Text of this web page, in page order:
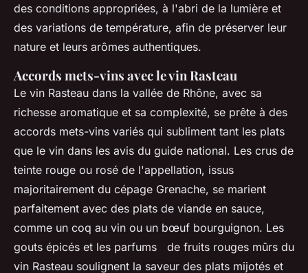
des conditions appropriées, à l'abri de la lumière et
des variations de température, afin de préserver leur
nature et leurs arômes authentiques.
Accords mets-vins avec le vin Rasteau
Le vin Rasteau dans la vallée de Rhône, avec sa
richesse aromatique et sa complexité, se prête à des
accords mets-vins variés qui subliment tant les plats
que le vin dans les avis du guide national. Les crus de
teinte rouge ou rosé de l'appellation, issus
majoritairement du cépage Grenache, se marient
parfaitement avec des plats de viande en sauce,
comme un coq au vin ou un bœuf bourguignon. Les
gouts épicés et les parfums de fruits rouges mûrs du
vin Rasteau soulignent la saveur des plats mijotés et